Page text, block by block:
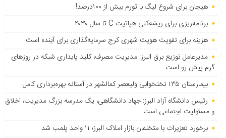
هیجان برای شروع لیگ با تورم بیش از ۱۰۰درصد!
برنامه‌ریزی برای ریشه‌کنی هپاتیت C تا سال ۲۰۳۰
هزینه برای تقویت هویت شهری کرج سرمایه‌گذاری برای آینده است
مدیرعامل توزیع برق البرز: مدیریت مصرف، کلید پایداری شبکه در روزهای
گرم پیش رو است
بیمارستان ۱۳۵ تختخوابی ولیعصر کمالشهر در آستانه بهره‌برداری کامل
رئیس دانشگاه آزاد البرز: جهاد دانشگاهی، یک مدرسه بزرگ مدیریت، اخلاق
و مسئولیت اجتماعی است
برخورد تعزیرات با متخلفان بازار املاک البرز؛ ۱۱ واحد پلمب شد